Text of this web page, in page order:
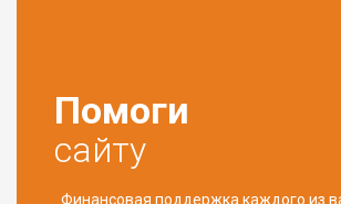
Помоги
сайту
Финансовая поддержка каждого из